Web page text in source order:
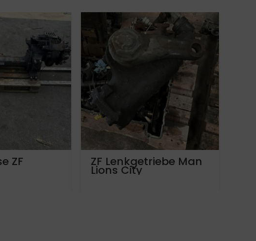
ZF
5,12 Aus
ZF Lenkgetriebe Man
Lions City
81462006367